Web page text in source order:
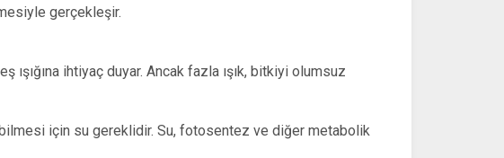
gerçekleşir.
ihtiyaç duyar. Ancak fazla ışık, bitkiyi olumsuz
için su gereklidir. Su, fotosentez ve diğer metabolik